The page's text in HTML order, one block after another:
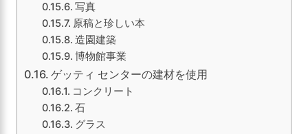
写真
原稿と珍しい本
造園建築
博物館事業
ゲッティ センターの建材を使用
コンクリート
石
グラス